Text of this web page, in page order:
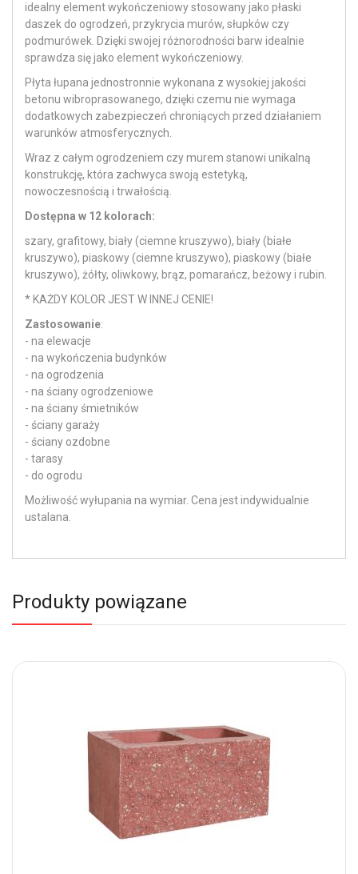
idealny element wykończeniowy stosowany jako płaski
daszek do ogrodzeń, przykrycia murów, słupków czy
podmurówek. Dzięki swojej różnorodności barw idealnie
sprawdza się jako element wykończeniowy.
Płyta łupana jednostronnie wykonana z wysokiej jakości
betonu wibroprasowanego, dzięki czemu nie wymaga
dodatkowych zabezpieczeń chroniących przed działaniem
warunków atmosferycznych.
Wraz z całym ogrodzeniem czy murem stanowi unikalną
konstrukcję, która zachwyca swoją estetyką,
nowoczesnością i trwałością.
Dostępna w 12 kolorach:
szary, grafitowy, biały (ciemne kruszywo), biały (białe
kruszywo), piaskowy (ciemne kruszywo), piaskowy (białe
kruszywo), żółty, oliwkowy, brąz, pomarańcz, beżowy i rubin.
* KAŻDY KOLOR JEST W INNEJ CENIE!
Zastosowanie:
- na elewacje
- na wykończenia budynków
- na ogrodzenia
- na ściany ogrodzeniowe
- na ściany śmietników
- ściany garaży
- ściany ozdobne
- tarasy
- do ogrodu
Możliwość wyłupania na wymiar. Cena jest indywidualnie
ustalana.
Produkty powiązane